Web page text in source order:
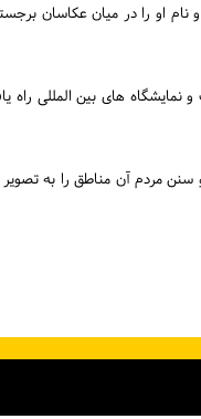
نام او را در میان عکاسان
مسابقات و نمایشگاه های بین المللی
و سنن مردم آن مناطق را به